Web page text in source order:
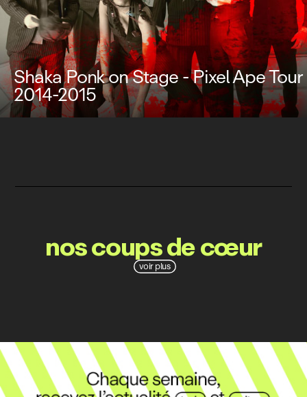
Shaka Ponk on Stage - Pixel Ape Tour
2014-2015
voir plus
nos coups de cœur